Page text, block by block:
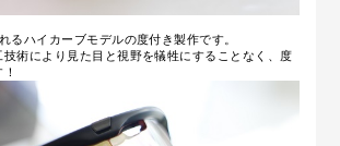
るハイカーブモデルの度付き製作です。
術により見た目と視野を犠牲にすることなく、度